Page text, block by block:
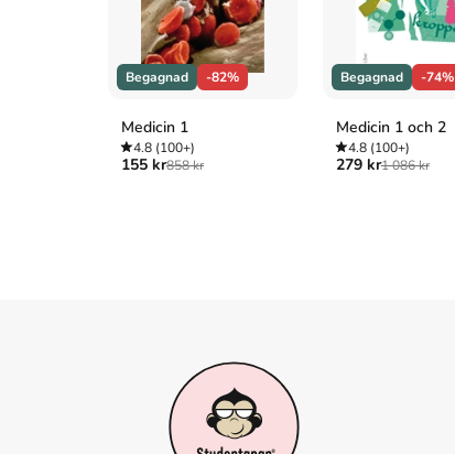
Begagnad -82%
Medicin 1
4.8 (100+)
155 kr858 kr
Begagnad -74%
Medicin 1 och 2
4.8(100+)
279 kr1 086 kr